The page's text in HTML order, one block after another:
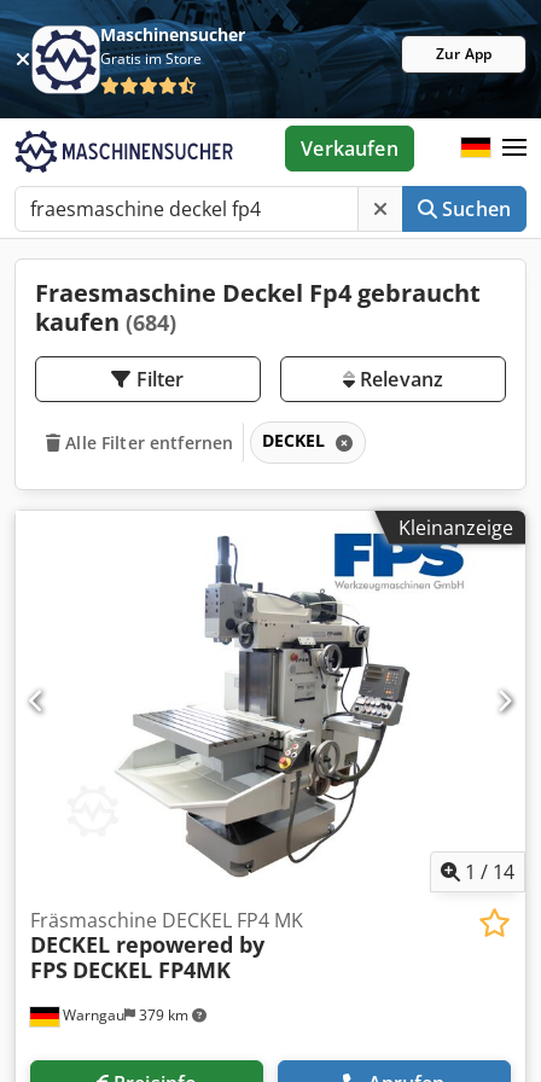
Maschinensucher
Gratis im Store Zur App
Suchen
Verkaufen
Fraesmaschine Deckel Fp4 gebraucht
kaufen (684)
Filter Relevanz
Alle Filter entfernen DECKEL
Kleinanzeige
1 / 14
Warngau 379 km
Fräsmaschine DECKEL FP4 MK
DECKEL repowered by
FPS DECKEL FP4MK